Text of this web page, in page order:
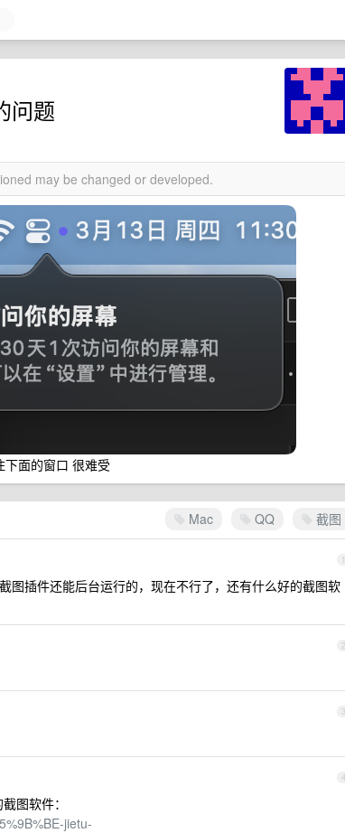
问题
may be changed or developed.
面的窗口 很难受
Mac QQ 截图
1
图插件还能后台运行的，现在不行了，还有什么好的截图软
2
3
4
图软件：
jietu-